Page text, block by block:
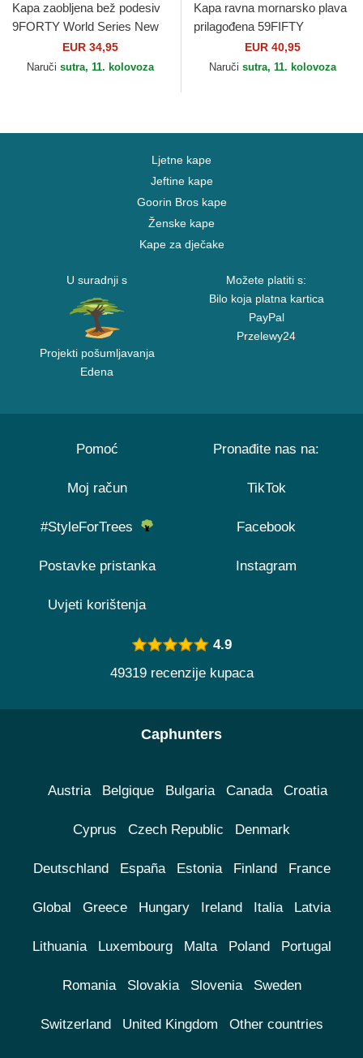
Kapa zaobljena bež podesiv
9FORTY World Series New
York Yankees MLB New Era
EUR 34,95
Naruči sutra, 11. kolovoza
Kapa ravna mornarsko plava
prilagođena 59FIFTY
Authentic On Field Seattle
Mariners MLB New Era
EUR 40,95
Naruči sutra, 11. kolovoza
Ljetne kape
Jeftine kape
Goorin Bros kape
Ženske kape
Kape za dječake
U suradnji s
Projekti pošumljavanja
Edena
Možete platiti s:
Bilo koja platna kartica
PayPal
Przelewy24
Pomoć
Moj račun
#StyleForTrees
Postavke pristanka
Uvjeti korištenja
Pronađite nas na:
TikTok
Facebook
Instagram
4.9
49319 recenzije kupaca
Caphunters
Austria Belgique Bulgaria Canada Croatia
Cyprus Czech Republic Denmark
Deutschland España Estonia Finland France
Global Greece Hungary Ireland Italia Latvia
Lithuania Luxembourg Malta Poland Portugal
Romania Slovakia Slovenia Sweden
Switzerland United Kingdom Other countries